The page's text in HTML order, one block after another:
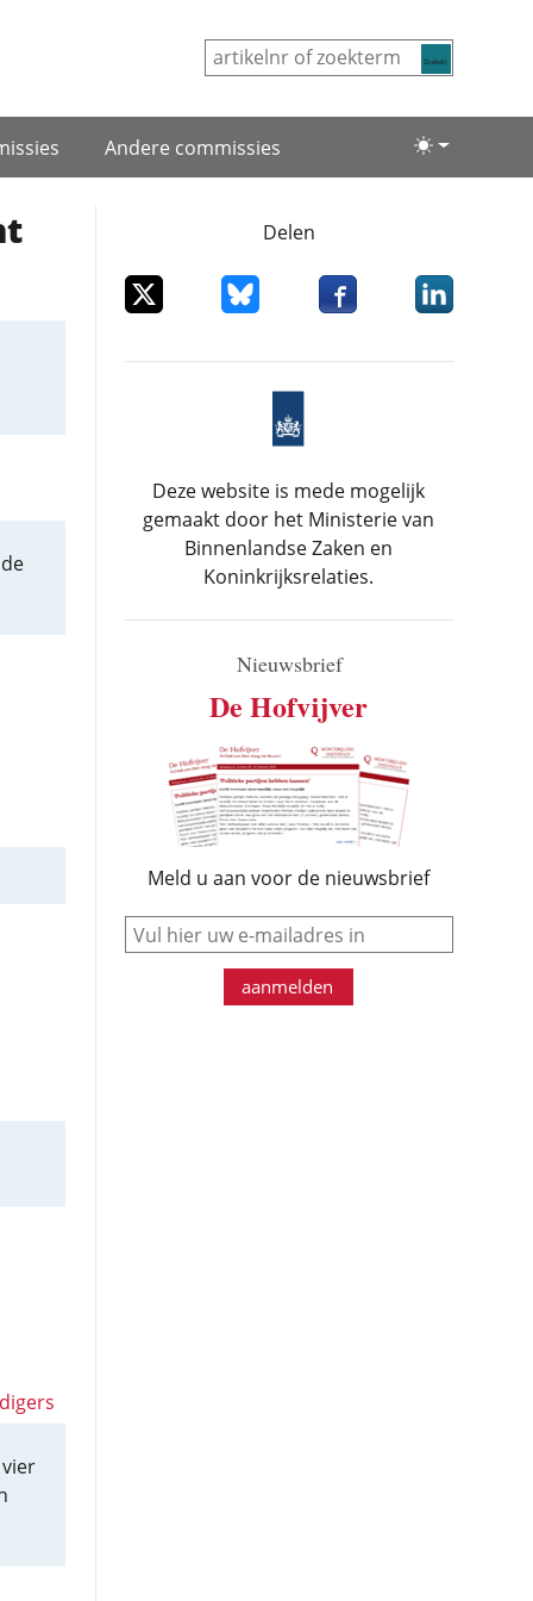
Lichte/
Andere commissies
Delen
Deel dit item op XDeel dit item op Bluesky
Deel dit item op
Deel dit
Deze website is mede mogelijk
gemaakt door het Ministerie van
Binnenlandse Zaken en
Koninkrijksrelaties.
Nieuwsbrief
De Hofvijver
Meld u aan voor de nieuwsbrief
e-mail
aanmelden